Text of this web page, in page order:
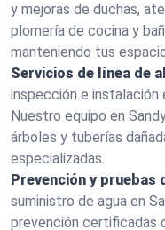
y mejoras de duchas,
plomería de cocina y
manteniendo tus
Servicios de línea de
inspección e instalación
Nuestro equipo en
árboles y tuberías
especializadas.
Prevención y pruebas
suministro de agua en
prevención certificadas